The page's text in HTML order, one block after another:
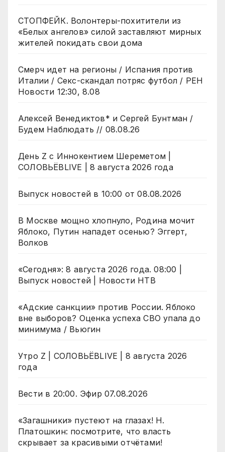
СТОПФЕЙК. Волонтеры-похитители из
«Белых ангелов» силой заставляют мирных
жителей покидать свои дома
Смерч идет на регионы / Испания против
Италии / Секс-скандал потряс футбол / РЕН
Новости 12:30, 8.08
Алексей Венедиктов* и Сергей Бунтман /
Будем Наблюдать // 08.08.26
День Z с Иннокентием Шереметом |
СОЛОВЬЁВLIVE | 8 августа 2026 года
Выпуск новостей в 10:00 от 08.08.2026
В Москве мощно хлопнуло, Родина мочит
Яблоко, Путин нападет осенью? Эггерт,
Волков
«Сегодня»: 8 августа 2026 года. 08:00 |
Выпуск новостей | Новости НТВ
«Адские санкции» против России. Яблоко
вне выборов? Оценка успеха СВО упала до
минимума / Вьюгин
Утро Z | СОЛОВЬЁВLIVE | 8 августа 2026
года
Вести в 20:00. Эфир 07.08.2026
«Загашники» пустеют на глазах! Н.
Платошкин: посмотрите, что власть
скрывает за красивыми отчётами!